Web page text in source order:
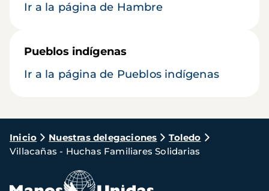
Ir a la página de Hambre
Pueblos indígenas
Ir a la página de Pueblos indígenas
Ruta
de
navegación
Inicio Nuestras delegaciones
Toledo
Villacañas - Huchas Familiares Solidarias